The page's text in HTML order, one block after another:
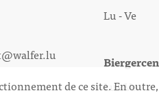
Lu - Ve
Lu - Ve
de ce site. En